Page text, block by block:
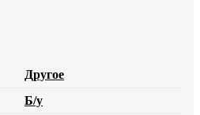
Другое
Б/у